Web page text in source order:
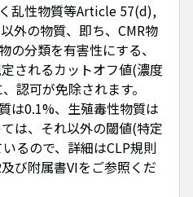
乱性物質等Article 57(d),
外の物質、即ち、CMR物
の分類を有害性にする、
されるカットオフ値(濃度
認可が免除されます。
は0.1%、生殖毒性物質は
は、それ以外の閾値(特定
るので、詳細はCLP規則
び附属書VIをご参照くだ